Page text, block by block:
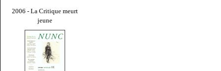
2006 - La Critique meurt
jeune